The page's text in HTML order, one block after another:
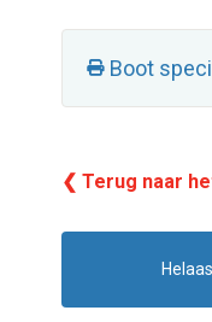
Boot
❮ Terug naar